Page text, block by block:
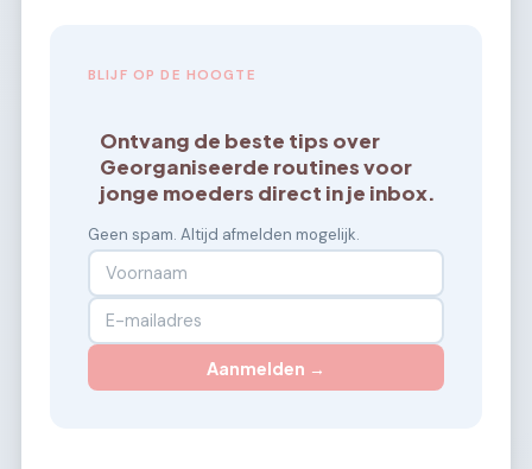
BLIJF OP DE HOOGTE
Ontvang de beste tips over
Georganiseerde routines voor
jonge moeders direct in je inbox.
Geen spam. Altijd afmelden mogelijk.
Aanmelden →